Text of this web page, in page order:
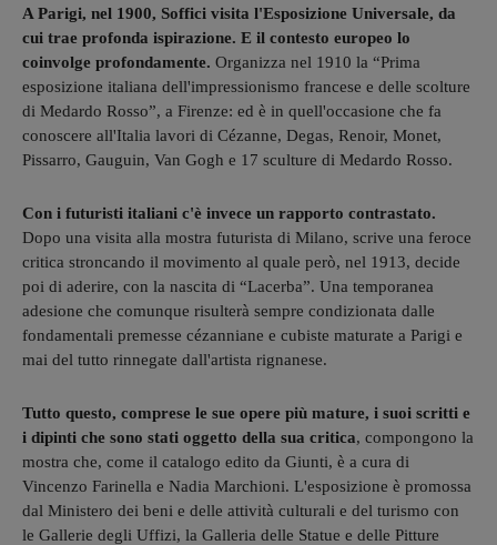
A Parigi, nel 1900, Soffici visita l'Esposizione Universale, da
cui trae profonda ispirazione. E il contesto europeo lo
coinvolge profondamente. Organizza nel 1910 la “Prima
esposizione italiana dell'impressionismo francese e delle scolture
di Medardo Rosso”, a Firenze: ed è in quell'occasione che fa
conoscere all'Italia lavori di Cézanne, Degas, Renoir, Monet,
Pissarro, Gauguin, Van Gogh e 17 sculture di Medardo Rosso.
Con i futuristi italiani c'è invece un rapporto contrastato.
Dopo una visita alla mostra futurista di Milano, scrive una feroce
critica stroncando il movimento al quale però, nel 1913, decide
poi di aderire, con la nascita di “Lacerba”. Una temporanea
adesione che comunque risulterà sempre condizionata dalle
fondamentali premesse cézanniane e cubiste maturate a Parigi e
mai del tutto rinnegate dall'artista rignanese.
Tutto questo, comprese le sue opere più mature, i suoi scritti e
i dipinti che sono stati oggetto della sua critica, compongono la
mostra che, come il catalogo edito da Giunti, è a cura di
Vincenzo Farinella e Nadia Marchioni. L'esposizione è promossa
dal Ministero dei beni e delle attività culturali e del turismo con
le Gallerie degli Uffizi, la Galleria delle Statue e delle Pitture